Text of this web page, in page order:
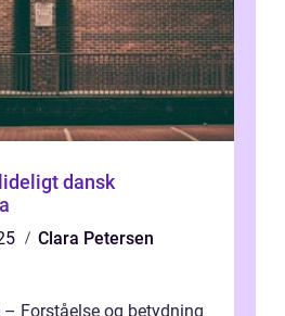
dansk
Clara Petersen
– Forståelse og betydning